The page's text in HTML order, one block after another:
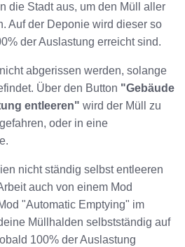
die Stadt aus, um den Müll aller
Auf der Deponie wird dieser so
der Auslastung erreicht sind.
abgerissen werden, solange
Über den Button "Gebäude
entleeren" wird der Müll zu
oder in eine
nicht ständig selbst entleeren
auch von einem Mod
"Automatic Emptying" im
Müllhalden selbstständig auf
100% der Auslastung